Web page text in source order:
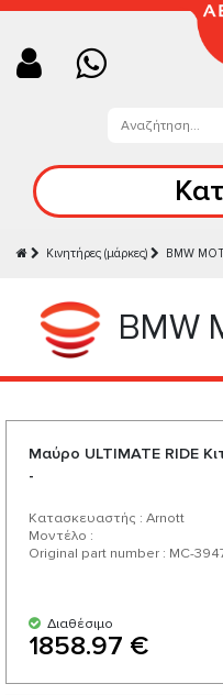
Κινητήρες (μάρκες) BMW
BMW
Μαύρο ULTIMATE RIDE
-
Κατασκευαστής : Arnott
Μοντέλο :
Original part number : MC-
Διαθέσιμο
1858.97 €